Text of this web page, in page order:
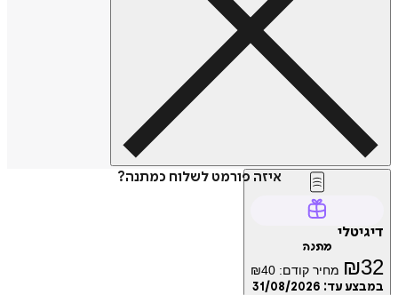
איזה פורמט לשלוח כמתנה?
דיגיטלי
מתנה
₪32 מחיר קודם: ₪40
במבצע עד: 31/08/2026